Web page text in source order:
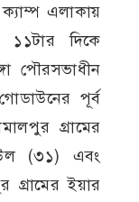
এলাকায়
১১টার দিকে
পৌরসভাধীন
পূর্ব
গ্রামের
(৩১) এবং
গ্রামের ইয়ার